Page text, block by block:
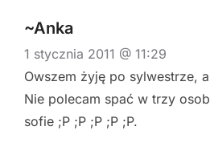
~Anka
1 stycznia 2011 @ 11:29
Owszem żyję po sylwestrze,
Nie polecam spać w trzy
sofie ;P ;P ;P ;P ;P.